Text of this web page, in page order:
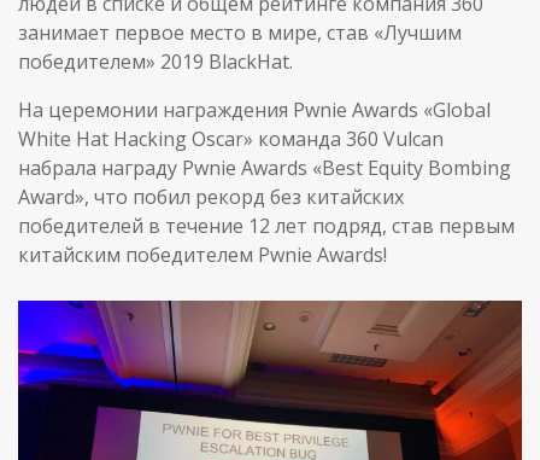
занимает первое место в мире, став «Лучшим
победителем» 2019 BlackHat.
На церемонии награждения Pwnie Awards «Global
White Hat Hacking Oscar» команда 360 Vulcan
набрала награду Pwnie Awards «Best Equity Bombing
Award», что побил рекорд без китайских
победителей в течение 12 лет подряд, став первым
китайским победителем Pwnie Awards!